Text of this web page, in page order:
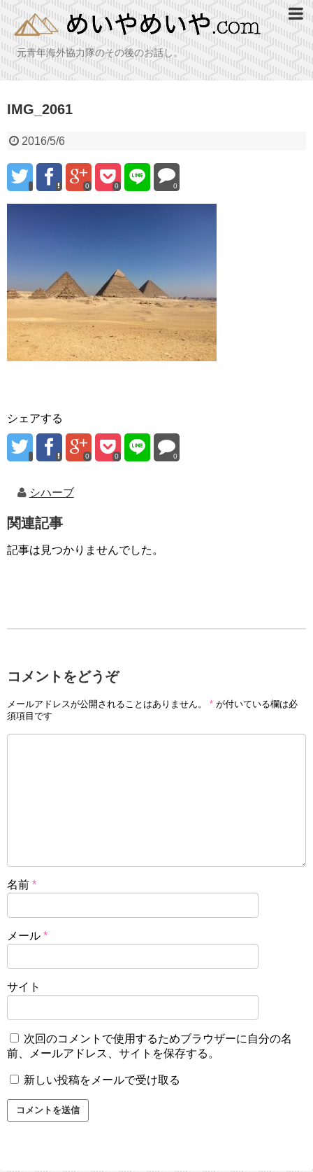
元青年海外協力隊のその後のお話し。
IMG_2061
2016/5/6
0 0 0
シェアする
0 0 0
シハーブ
関連記事
記事は見つかりませんでした。
コメントをどうぞ
メールアドレスが公開されることはありません。 * が付いている欄は必
須項目です
名前 *
メール *
サイト
次回のコメントで使用するためブラウザーに自分の名
前、メールアドレス、サイトを保存する。
新しい投稿をメールで受け取る